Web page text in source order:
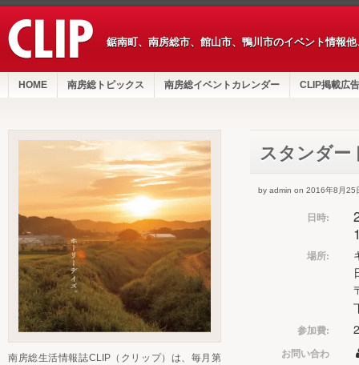
鋸南町、南房総市、館山市、鴨川市のイベント情報
HOME 南房総トピックス 南房総イベントカレンダー CLIP掲載広告
スタンダー
by admin on 2016年8月25
日時:
場所:
参加費:
お問い合わ
南房総生活情報誌CLIP（クリップ）は、毎月第